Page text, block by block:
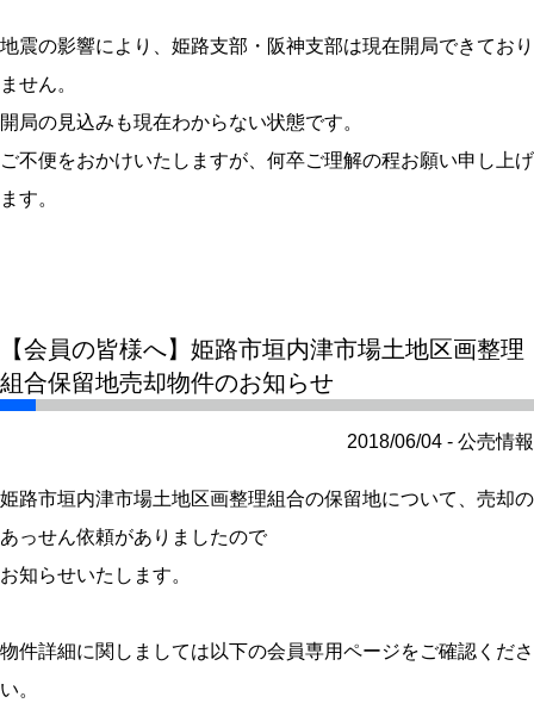
地震の影響により、姫路支部・阪神支部は現在開局できており
ません。
開局の見込みも現在わからない状態です。
ご不便をおかけいたしますが、何卒ご理解の程お願い申し上げ
ます。
【会員の皆様へ】姫路市垣内津市場土地区画整理
組合保留地売却物件のお知らせ
2018/06/04 - 公売情報
姫路市垣内津市場土地区画整理組合の保留地について、売却の
あっせん依頼がありましたので
お知らせいたします。
物件詳細に関しましては以下の会員専用ページをご確認くださ
い。